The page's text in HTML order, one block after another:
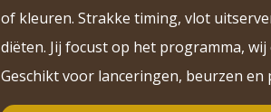
of kleuren. Strakke timing, vlot
diëten. Jij focust op het programma,
Geschikt voor lanceringen, beurzen en